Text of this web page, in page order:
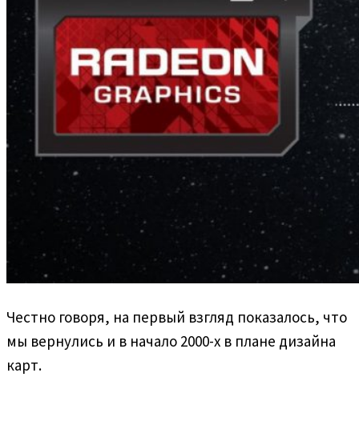
Честно говоря, на первый взгляд показалось, что
мы вернулись и в начало 2000-х в плане дизайна
карт.